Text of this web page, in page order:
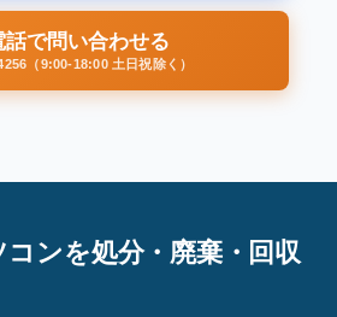
話で問い合わせる
（9:00-18:00 土日祝除く）
ンを処分・廃棄・回収